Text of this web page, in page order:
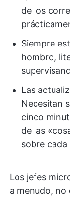
de los
Siempre
hombro,
Las
Necesitan
cinco
de las
sobre cada
Los jefes
a menudo, no